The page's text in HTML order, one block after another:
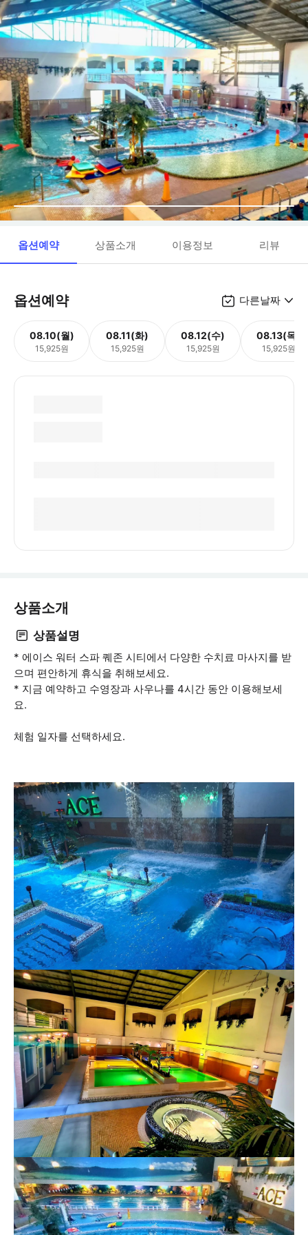
옵션예약 상품소개 이용정보 리뷰
옵션예약 다른날짜
08.10(월)
15,925원
08.11(화)
15,925원
08.12(수)
15,925원
08.13(목)
15,925원
상품소개
상품설명
* 에이스 워터 스파 퀘존 시티에서 다양한 수치료 마사지를 받
으며 편안하게 휴식을 취해보세요.
* 지금 예약하고 수영장과 사우나를 4시간 동안 이용해보세
요.
체험 일자를 선택하세요.